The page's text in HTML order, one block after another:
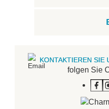
KONTAKTIEREN SIE
folgen Sie